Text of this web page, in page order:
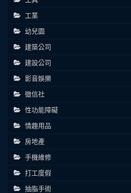
工業
幼兒園
建築公司
建設公司
影音娛樂
徵信社
性功能障礙
情趣用品
房地產
手機維修
打工度假
抽脂手術